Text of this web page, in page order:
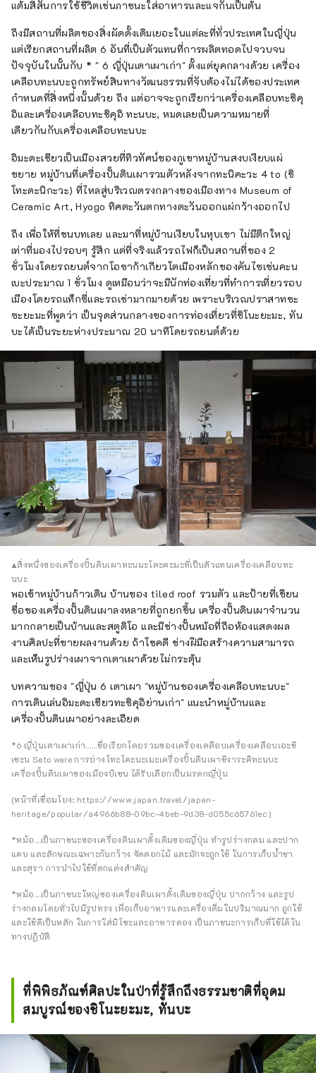
แต้มสีสันการใช้ชีวิตเช่นภาชนะใส่อาหารและแจกันเป็นต้น
ถึงมีสถานที่ผลิตของสิ่งผัดดั้งเดิมเยอะในแต่ละที่ทั่วประเทศในญี่ปุ่น
แต่เรียกสถานที่ผลิต 6 อันที่เป็นตัวแทนที่การผลิตทอดไปจวบจน
ปัจจุบันในนั้นกับ * " 6 ญี่ปุ่นเตาเผาเก่า" ตั้งแต่ยุคกลางด้วย เครื่อง
เคลือบทะนบะถูกทรัพย์สินทางวัฒนธรรมที่จับต้องไม่ได้ของประเทศ
กำหนดที่สิ่งหนึ่งนั้นด้วย ถึง แต่อาจจะถูกเรียกว่าเครื่องเคลือบทะชิคุ
อิและเครื่องเคลือบทะชิคุอิ ทะนบะ, หมดเลยเป็นความหมายที่
เดียวกันกับเครื่องเคลือบทะนบะ
อิมะดะเชียวเป็นเมืองสวยที่ทิวทัศน์ของภูเขาหมู่บ้านสงบเงียบแผ่
ขยาย หมู่บ้านที่เครื่องปั้นดินเผารวมตัวหลังจากทะนิคะวะ 4 to (ชิ
โทะดะนิกะวะ) ที่ไหลสู่บริเวณตรงกลางของเมืองทาง Museum of
Ceramic Art, Hyogo ทิศตะวันตกทางตะวันออกแผ่กว้างออกไป
ถึง เพื่อให้ที่ชนบทเลย และมาที่หมู่บ้านเงียบในหุบเขา ไม่มีตึกใหญ่
เท่าที่มองไปรอบๆ รู้สึก แต่ที่จริงแล้วรถไฟก็เป็นสถานที่ของ 2
ชั่วโมงโดยรถยนต์จากโอซาก้าเกียวโตเมืองหลักของคันไซเช่นคะน
เบะประมาณ 1 ชั่วโมง ดูเหมือนว่าจะมีนักท่องเที่ยวที่ทำการเที่ยวรอบ
เมืองโดยรถแท็กซี่และรถเช่ามากมายด้วย เพราะบริเวณปราสาทซะ
ซะยะมะที่พูดว่า เป็นจุดส่วนกลางของการท่องเที่ยวที่ชิโนะยะมะ, ทัน
บะได้เป็นระยะห่างประมาณ 20 นาทีโดยรถยนต์ด้วย
▲สิ่งหนึ่งของเครื่องปั้นดินเผาทะนมะโดะคะมะที่เป็นตัวแทนเครื่องเคลือบทะ
นบะ
พอเข้าหมู่บ้านก้าวเดิน บ้านของ tiled roof รวมตัว และป้ายที่เขียน
ชื่อของเครื่องปั้นดินเผาลงหลายที่ถูกยกขึ้น เครื่องปั้นดินเผาจำนวน
มากกลายเป็นบ้านและสตูดิโอ และมีช่างปั้นหม้อที่ถือห้องแสดงผล
งานศิลปะที่ขายผลงานด้วย ถ้าโชคดี ช่างฝีมือสร้างความสามารถ
และเห็นรูปร่างเผาจากเตาเผาด้วยไม่กระตุ้น
บทความของ "ญี่ปุ่น 6 เตาเผา "หมู่บ้านของเครื่องเคลือบทะนบะ"
การเดินเล่นอิมะดะเชียวทะชิคุอิย่านเก่า" แนะนำหมู่บ้านและ
เครื่องปั้นดินเผาอย่างละเอียด
*6 ญี่ปุ่นเตาเผาเก่า……ชื่อเรียกโดยรวมของเครื่องเคลือบเครื่องเคลือบเอะชิ
เซะน Seto ware การย่างโทะโคะนะเมะเครื่องปั้นดินเผาชิงาระคิทะนบะ
เครื่องปั้นดินเผาของเมืองบิเซน ได้รับเลือกเป็นมรดกญี่ปุ่น
(หน้าที่เชื่อมโยง: https://www.japan.travel/japan-
heritage/popular/a4966b88-09bc-4beb-9d38-d055c65761ec )
*หม้อ....เป็นภาชนะของเครื่องดินเผาดั้งเดิมของญี่ปุ่น ทำรูปร่างกลม และปาก
แคบ และลักษณะเฉพาะก้นกว้าง จัดดอกไม้ และมักจะถูกใช้ ในการเก็บน้ำชา
และสุรา การนำไปใช้ที่ตกแต่งสำคัญ
*หม้อ....เป็นภาชนะใหญ่ของเครื่องดินเผาดั้งเดิมของญี่ปุ่น ปากกว้าง และรูป
ร่างกลมโดยทั่วไปมีรูปทรง เพื่อเก็บอาหารและเครื่องดื่มในปริมาณมาก ถูกใช้
และใช้ดีเป็นหลัก ในการใส่มิโซะและอาหารดอง เป็นภาชนะการเก็บที่ใช้ได้ใน
ทางปฏิบัติ
ที่พิพิธภัณฑ์ศิลปะในป่าที่รู้สึกถึงธรรมชาติที่อุดม
สมบูรณ์ของชิโนะยะมะ, ทันบะ